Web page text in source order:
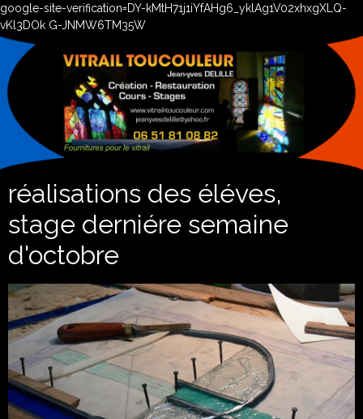
google-site-verification=DY-kMtH71j1iYfAHg6_yklAg1V02xhxgXLQ-
vKl3DOk G-JNMW6TM35W
réalisations des éléves,
stage derniére semaine
d'octobre